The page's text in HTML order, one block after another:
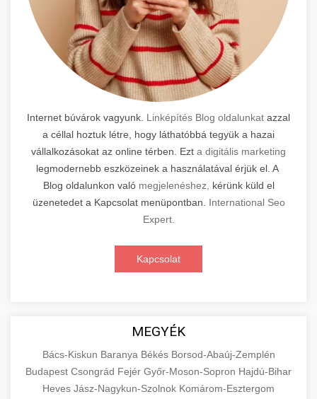
Internet búvárok vagyunk. Linképítés Blog oldalunkat azzal
a céllal hoztuk létre, hogy láthatóbbá tegyük a hazai
vállalkozásokat az online térben. Ezt a digitális marketing
legmodernebb eszközeinek a használatával érjük el. A
Blog oldalunkon való megjelenéshez,
kérünk küld el
üzenetedet a Kapcsolat menüpontban. International Seo
Expert.
Kapcsolat
MEGYÉK
Bács-Kiskun Baranya Békés Borsod-Abaúj-Zemplén
Budapest Csongrád Fejér Győr-Moson-Sopron Hajdú-Bihar
Heves Jász-Nagykun-Szolnok Komárom-Esztergom